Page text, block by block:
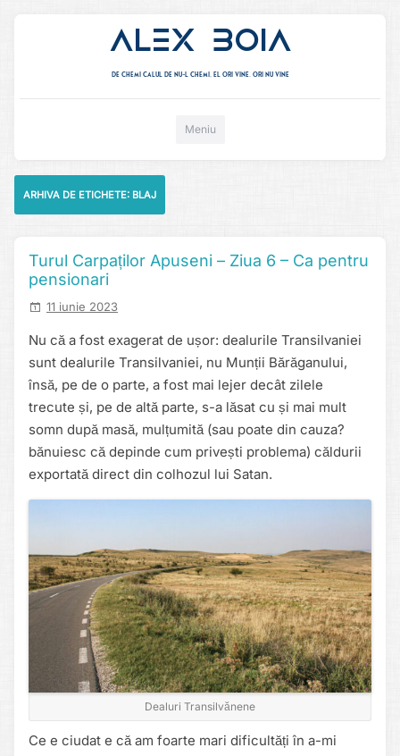
Alex Boia
De chemi calul de nu-l chemi, el ori vine. ori nu vine
Meniu
ARHIVA DE ETICHETE: BLAJ
Turul Carpaților Apuseni – Ziua 6 – Ca pentru
pensionari
11 iunie 2023
Nu că a fost exagerat de ușor: dealurile Transilvaniei
sunt dealurile Transilvaniei, nu Munții Bărăganului,
însă, pe de o parte, a fost mai lejer decât zilele
trecute și, pe de altă parte, s-a lăsat cu și mai mult
somn după masă, mulțumită (sau poate din cauza?
bănuiesc că depinde cum privești problema) căldurii
exportată direct din colhozul lui Satan.
Dealuri Transilvănene
Ce e ciudat e că am foarte mari dificultăți în a-mi